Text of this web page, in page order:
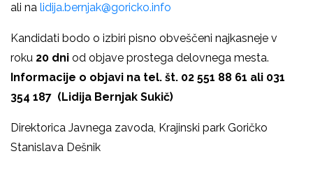
ali na lidija.bernjak@goricko.info
Kandidati bodo o izbiri pisno obveščeni najkasneje v
roku 20 dni od objave prostega delovnega mesta.
Informacije o objavi na tel. št. 02 551 88 61 ali 031
354 187 (Lidija Bernjak Sukič)
Direktorica Javnega zavoda, Krajinski park Goričko
Stanislava Dešnik